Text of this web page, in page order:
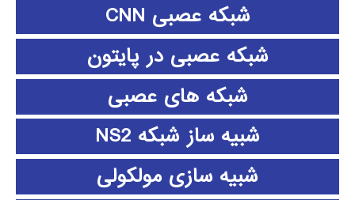
شبکه عصبی CNN
شبکه عصبی در پایتون
شبکه های عصبی
شبیه ساز شبکه NS2
شبیه سازی مولکولی